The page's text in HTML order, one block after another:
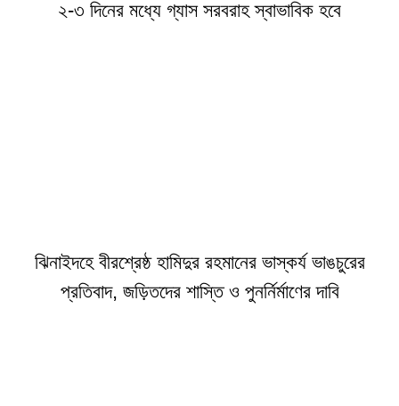
২-৩ দিনের মধ্যে গ্যাস সরবরাহ স্বাভাবিক হবে
ঝিনাইদহে বীরশ্রেষ্ঠ হামিদুর রহমানের ভাস্কর্য ভাঙচুরের
প্রতিবাদ, জড়িতদের শাস্তি ও পুনর্নির্মাণের দাবি